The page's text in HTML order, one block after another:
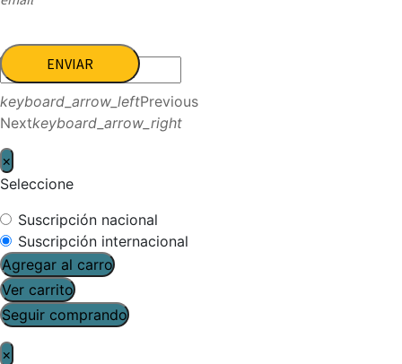
ENVIAR
keyboard_arrow_leftPrevious
Nextkeyboard_arrow_right
×
Seleccione
Suscripción nacional
Suscripción internacional
Agregar al carro
Ver carrito
Seguir comprando
×